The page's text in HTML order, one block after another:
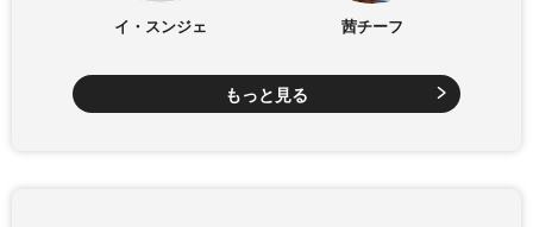
イ・スンジェ 茜チーフ
もっと見る